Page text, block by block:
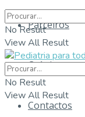
Parceiros
Crónicas
Contactos
No Result
View All Result
No Result
View All Result